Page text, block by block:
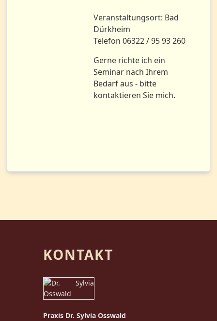
Veranstaltungsort: Bad
Dürkheim
Telefon 06322 / 95 93 260
Gerne richte ich ein
Seminar nach Ihrem
Bedarf aus - bitte
kontaktieren Sie mich.
KONTAKT
Praxis Dr. Sylvia Osswald